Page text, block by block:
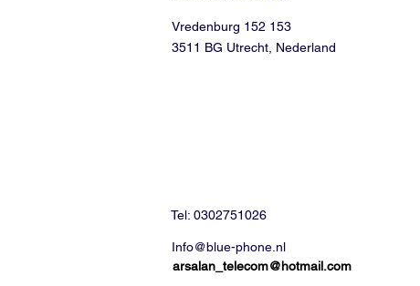
Vredenburg 152 153
3511 BG Utrecht, Nederland
Tel: 0302751026
Info@blue-phone.nl
arsalan_telecom@hotmail.com